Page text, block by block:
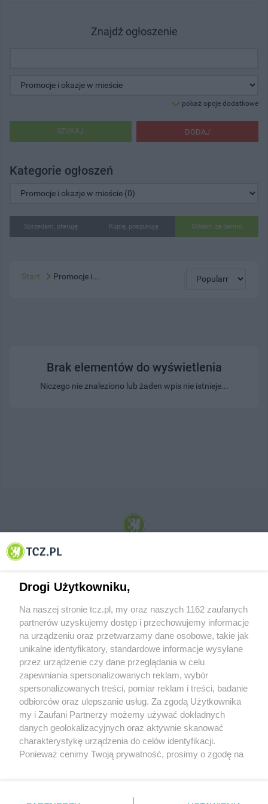
Znajdź ogłoszenie
pokaż opcje dodatkowe
DODAJ
SZUKAJ
Kategorie ogłoszeń
Sprzedam, oferuję Kupię, poszukuję Oddam za darmo
Start Promocje i...
Brak elementów do wyświetlenia
Niczego nie znaleziono lub żaden wpis nie istnieje...
© 2001-2026 Tczew - TCZ.PL Sp. z o.o. Internetowy Serwis Informacyjny Miasta
O FIRMIE POLITYKA PRYWATNOŚCI HOSTING
REKLAMA WSPÓŁPRACA RSS FACEBOOK KONTAKT
Nasze serwisy
Aktualności
Tcz24
Muzyka i kultura
Archiwum wydarzeń
Drogi Użytkowniku,
Na naszej stronie tcz.pl, my oraz naszych 1162 zaufanych
partnerów uzyskujemy dostęp i przechowujemy informacje
na urządzeniu oraz przetwarzamy dane osobowe, takie jak
unikalne identyfikatory, standardowe informacje wysyłane
przez urządzenie czy dane przeglądania w celu
zapewniania spersonalizowanych reklam, wybór
spersonalizowanych treści, pomiar reklam i treści, badanie
odbiorców oraz ulepszanie usług. Za zgodą Użytkownika
my i Zaufani Partnerzy możemy używać dokładnych
danych geolokalizacyjnych oraz aktywnie skanować
charakterystykę urządzenia do celów identyfikacji.
Ponieważ cenimy Twoją prywatność, prosimy o zgodę na